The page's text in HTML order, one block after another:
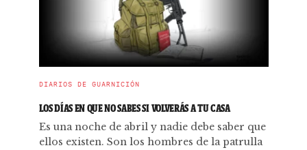
DIARIOS DE GUARNICIÓN
LOS DÍAS EN QUE NO SABES SI VOLVERÁS A TU CASA
Es una noche de abril y nadie debe saber que
ellos existen. Son los hombres de la patrulla